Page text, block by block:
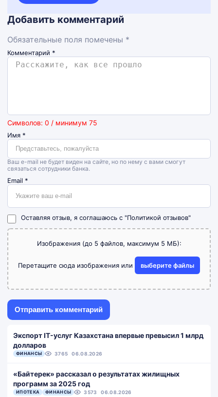
Добавить комментарий
Обязательные поля помечены *
Комментарий *
Символов: 0 / минимум 75
Имя *
Ваш e-mail не будет виден на сайте, но по нему с вами смогут
связаться сотрудники банка.
Email *
Оставляя отзыв, я соглашаюсь с "Политикой отзывов"
Изображения (до 5 файлов, максимум 5 МБ):
Перетащите сюда изображения или выберите файлы
Экспорт IT-услуг Казахстана впервые превысил 1 млрд
долларов
ФИНАНСЫ 3765 06.08.2026
«Байтерек» рассказал о результатах жилищных
программ за 2025 год
ИПОТЕКА ФИНАНСЫ 3573 06.08.2026